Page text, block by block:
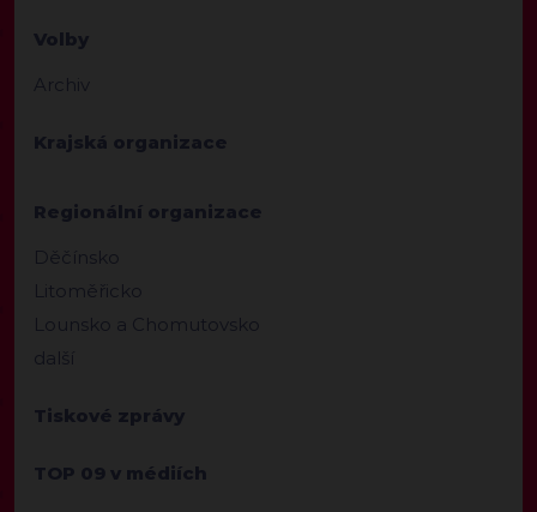
Volby
Archiv
Krajská organizace
Regionální organizace
Děčínsko
Litoměřicko
Lounsko a Chomutovsko
další
Tiskové zprávy
TOP 09 v médiích